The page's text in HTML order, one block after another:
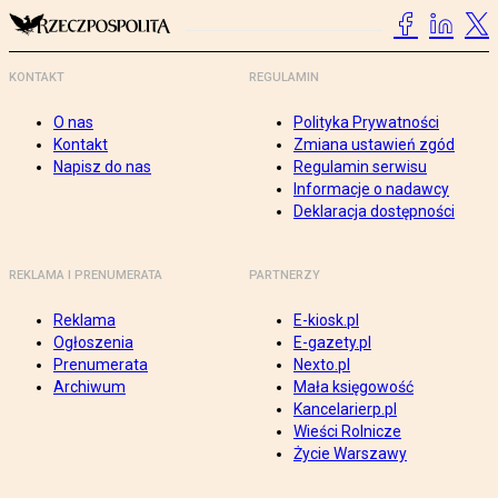
KONTAKT
O nas
Kontakt
Napisz do nas
REGULAMIN
Polityka Prywatności
Zmiana ustawień zgód
Regulamin serwisu
Informacje o nadawcy
Deklaracja dostępności
REKLAMA I PRENUMERATA
Reklama
Ogłoszenia
Prenumerata
Archiwum
PARTNERZY
E-kiosk.pl
E-gazety.pl
Nexto.pl
Mała księgowość
Kancelarierp.pl
Wieści Rolnicze
Życie Warszawy